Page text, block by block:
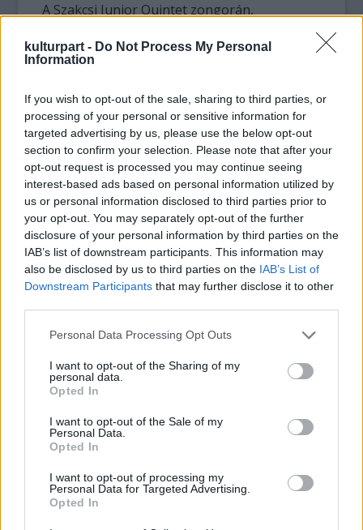
kulturpart - Do Not Process My Personal
Information
If you wish to opt-out of the sale, sharing to third parties, or
processing of your personal or sensitive information for
targeted advertising by us, please use the below opt-out
section to confirm your selection. Please note that after your
opt-out request is processed you may continue seeing
interest-based ads based on personal information utilized by
us or personal information disclosed to third parties prior to
your opt-out. You may separately opt-out of the further
disclosure of your personal information by third parties on the
IAB’s list of downstream participants. This information may
also be disclosed by us to third parties on the IAB’s List of
Downstream Participants that may further disclose it to other
Please note that this website/app uses one or more Google
not limited to your visit or usage behaviour. You may click to
grant or deny consent to Google and its third-party tags to
use your data for below specified purposes in below Google
consent section.
Personal Data Processing Opt Outs
I want to opt-out of the Sharing of my
personal data.
Opted In
I want to opt-out of the Sale of my
Personal Data.
Opted In
I want to opt-out of processing my
Personal Data for Targeted Advertising.
Opted In
A Szakcsi Junior Quintet zongorán,
dobon születő muzsikájával bűvöli el a
közönséget, míg az 1995-ben alakult Little
fafúvóssal játszanak, és basszus
hangszerként a bőgő mellett a tuba is
megszólal.
Vasárnap délután a Clark Ádám térnél a Dés
András Trió páratlan metrumú, ritmikailag
összetett szerzeményeit hallhatja a
közönség, amelyet az Oláh Szabolcs Quartet
sajátos és egyedi ízlésvilágú kompozíciói
követnek. A két éve alakult Ávéd-Csongrádi
Mindsweeper saját művekkel lép a közönség
elé, de a múlt nagyjainak zenéje is
megtalálható repertoárjukban. A budai
hídfőnél este fél kilenckor kezdődik a Dresch
Quartet koncertje, a világhírű együttest
Dresch Mihály, Lukács Miklós, Szandai
Mátyás és Baló István alkotják.
A pesti hídfőnél vasárnap délelőtt 11 órakor
indul a program Lakner Bácsi
Gyermekszínházával, amely elsősorban a
kisebbeknek kínál szórakozást. Délután
pedig már ismét szól a jazz, hiszen a Kovács